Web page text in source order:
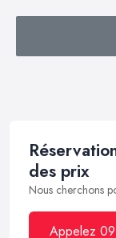
des prix
Nous cherchons
Appelez